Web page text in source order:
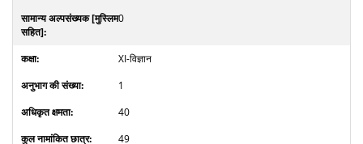
0
XI-विज्ञान
1
40
49